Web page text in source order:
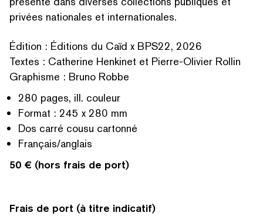
RECHERCHER PAR MOTS-CLÉS
privées nationales et internationales.
Édition : Éditions du Caïd x BPS22, 2026
Textes : Catherine Henkinet et Pierre-Olivier Rollin
Graphisme : Bruno Robbe
280 pages, ill. couleur
Format : 245 x 280 mm
Dos carré cousu cartonné
Français/​anglais
50 € (hors frais de port)
Frais de port (à titre indicatif)